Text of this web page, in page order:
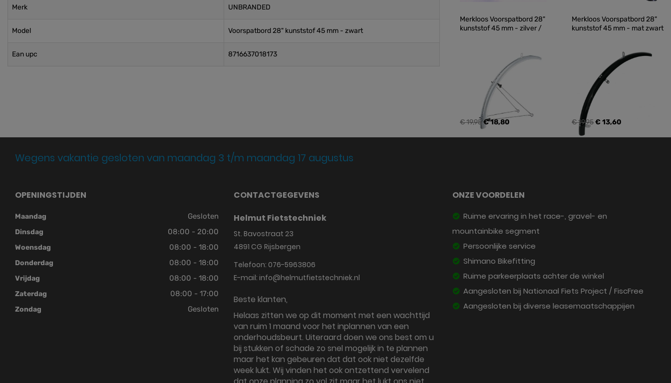
Merk UNBRANDED
Model Voorspatbord 28" kunststof 45 mm - zwart
Ean upc 8716637018173
Merkloos Voorspatbord 28"
kunststof 45 mm - zilver /
€ 19,95€ 18,80
Merkloos Voorspatbord 28"
kunststof 45 mm - mat zwart
€ 19,95€ 13,60
Wegens vakantie gesloten van maandag 3 t/m maandag 17 augustus
OPENINGSTIJDEN
Maandag Gesloten
Dinsdag 08:00 - 20:00
Woensdag 08:00 - 18:00
Donderdag 08:00 - 18:00
Vrijdag 08:00 - 18:00
Zaterdag 08:00 - 17:00
Zondag Gesloten
CONTACTGEGEVENS
Helmut Fietstechniek
St. Bavostraat 23
4891 CG Rijsbergen
Telefoon: 076-5963806
E-mail: info@helmutfietstechniek.nl
Beste klanten,
Helaas zitten we op dit moment met een wachttijd
van ruim 1 maand voor het inplannen van een
onderhoudsbeurt. Uiteraard doen we ons best om u
bij stukken of schade zo snel mogelijk in te plannen
maar het kan gebeuren dat dat ook niet dezelfde
week lukt. Wij vinden het ook ontzettend vervelend
ONZE VOORDELEN
Ruime ervaring in het race-, gravel- en
mountainbike segment
Persoonlijke service
Shimano Bikefitting
Ruime parkeerplaats achter de winkel
Aangesloten bij Nationaal Fiets Project / FiscFree
Aangesloten bij diverse leasemaatschappijen